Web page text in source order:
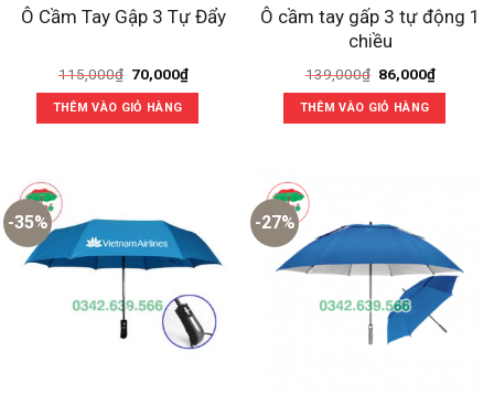
Ô Cầm Tay Gập 3 Tự Đẩy
115,000₫ Giá
gốc
là:
115,000₫.
70,000₫Giá
70,000₫.
THÊM VÀO GIỎ HÀNG
Ô cầm tay gấp 3 tự động 1
chiều
139,000₫ Giá
gốc
là:
139,000₫.
86,000₫Giá
86,000₫.
THÊM VÀO GIỎ HÀNG
-35% -27%